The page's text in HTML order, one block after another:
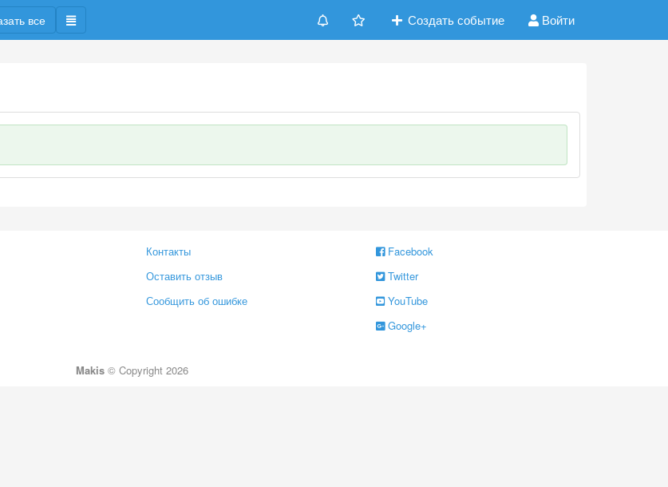
все Создать событие Войти
Контакты
Оставить отзыв
Сообщить об ошибке
Facebook
Twitter
YouTube
Google+
Makis© Copyright 2026